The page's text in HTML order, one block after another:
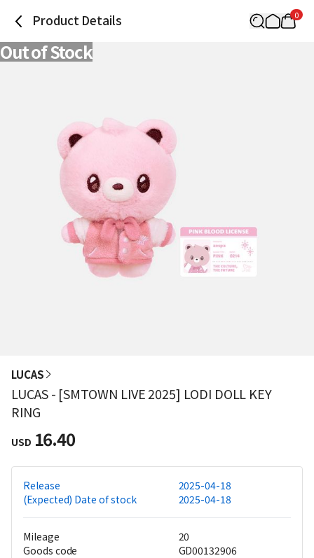
Product Details 0
Out of Stock
LUCAS
LUCAS - [SMTOWN LIVE 2025] LODI DOLL KEY
RING
USD 16.40
Release
2025-04-18
(Expected) Date of stock
2025-04-18
Mileage
20
Goods code
GD00132906